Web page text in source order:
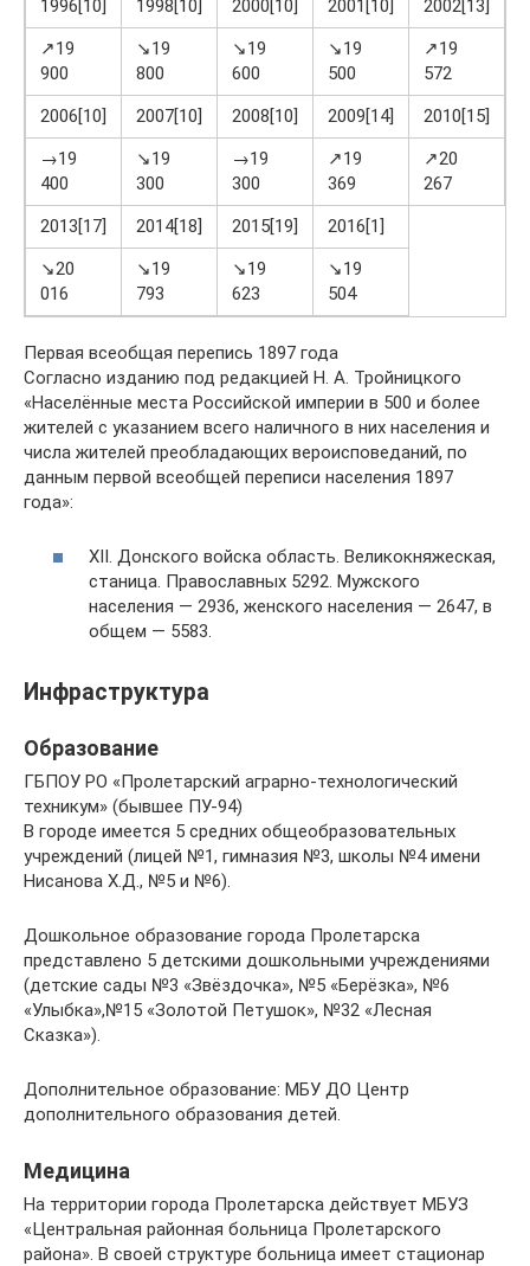
1996[10] 1998[10] 2000[10] 2001[10] 2002[13]
↗19
900
↘19
800
↘19
600
↘19
500
↗19
572
2006[10]
2007[10] 2008[10] 2009[14] 2010[15]
→19
400
↘19
300
→19
300
↗19
369
↗20
267
2013[17]
2014[18] 2015[19]
2016[1]
↘20
016
↘19
793
↘19
623
↘19
504
Первая всеобщая перепись 1897 года
Согласно изданию под редакцией Н. А. Тройницкого
«Населённые места Российской империи в 500 и более
жителей с указанием всего наличного в них населения и
числа жителей преобладающих вероисповеданий, по
данным первой всеобщей переписи населения 1897
года»:
XII. Донского войска область. Великокняжеская,
станица. Православных 5292. Мужского
населения — 2936, женского населения — 2647, в
общем — 5583.
Инфраструктура
Образование
ГБПОУ РО «Пролетарский аграрно-технологический
техникум» (бывшее ПУ-94)
В городе имеется 5 средних общеобразовательных
учреждений (лицей №1, гимназия №3, школы №4 имени
Нисанова Х.Д., №5 и №6).
Дошкольное образование города Пролетарска
представлено 5 детскими дошкольными учреждениями
(детские сады №3 «Звёздочка», №5 «Берёзка», №6
«Улыбка»,№15 «Золотой Петушок», №32 «Лесная
Сказка»).
Дополнительное образование: МБУ ДО Центр
дополнительного образования детей.
Медицина
На территории города Пролетарска действует МБУЗ
«Центральная районная больница Пролетарского
района». В своей структуре больница имеет стационар